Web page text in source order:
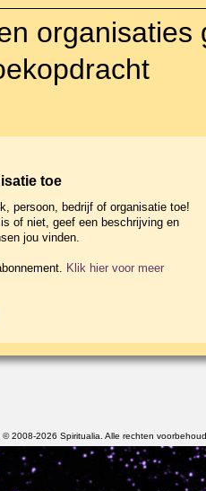
toe
persoon, bedrijf of organisatie toe!
of niet, geef een beschrijving en
jou vinden.
Klik hier voor meer
© 2008-2026 Spiritualia. Alle rechten